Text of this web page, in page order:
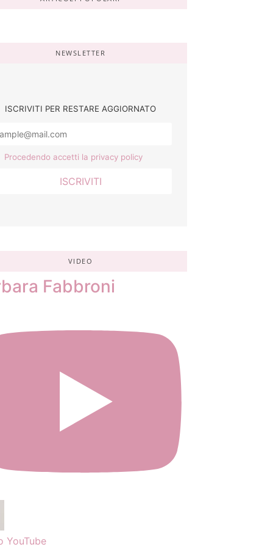
NEWSLETTER
ISCRIVITI PER RESTARE AGGIORNATO
Procedendo accetti la privacy policy
VIDEO
Fabbroni
YouTube